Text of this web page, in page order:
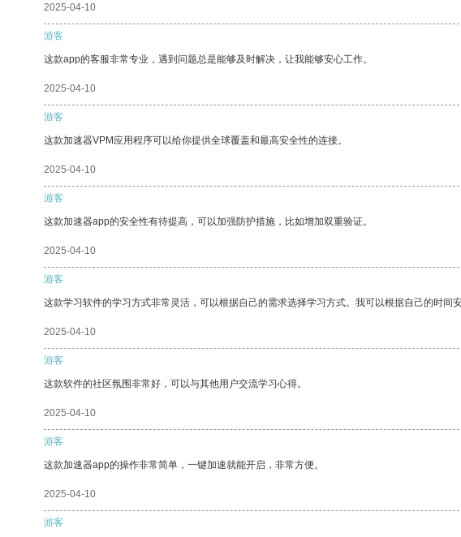
2025-04-10
游客
这款app的客服非常专业，遇到问题总是能够及时解决，让我能够安心工作。
2025-04-10
游客
这款加速器VPM应用程序可以给你提供全球覆盖和最高安全性的连接。
2025-04-10
游客
这款加速器app的安全性有待提高，可以加强防护措施，比如增加双重验证。
2025-04-10
游客
这款学习软件的学习方式非常灵活，可以根据自己的需求选择学习方式。我可以根据自己的时间安
2025-04-10
游客
这款软件的社区氛围非常好，可以与其他用户交流学习心得。
2025-04-10
游客
这款加速器app的操作非常简单，一键加速就能开启，非常方便。
2025-04-10
游客